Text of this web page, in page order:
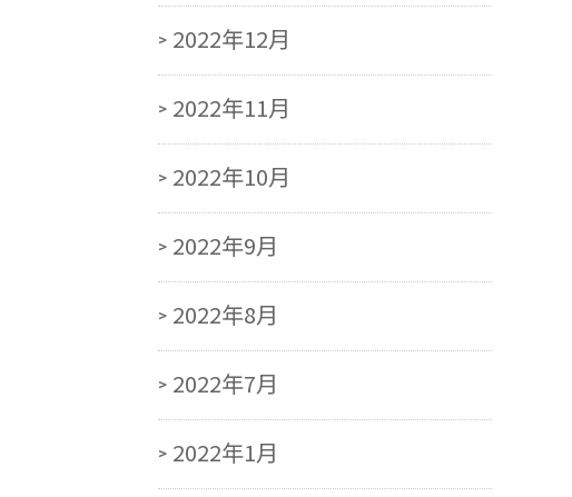
2022年12月
2022年11月
2022年10月
2022年9月
2022年8月
2022年7月
2022年1月